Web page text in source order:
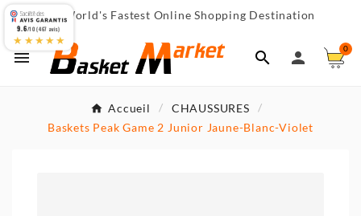
 World's Fastest Online Shopping Destination
  
0
Accueil
CHAUSSURES
Baskets Peak Game 2 Junior Jaune-Blanc-Violet
9.6/10 (467 avis)
★★★★★